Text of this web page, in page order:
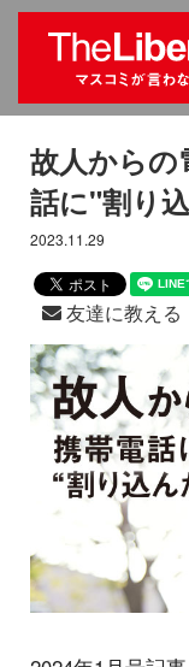
故人からの
話に"割り
2023.11.29
友達に教える